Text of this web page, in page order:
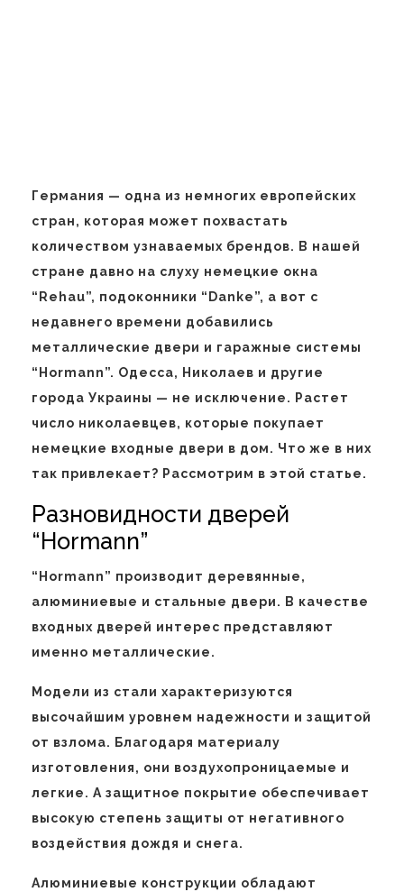
Германия — одна из немногих европейских
стран, которая может похвастать
количеством узнаваемых брендов. В нашей
стране давно на слуху немецкие окна
“Rehau”, подоконники “Danke”, а вот с
недавнего времени добавились
металлические двери и гаражные системы
“Hormann”. Одесса, Николаев и другие
города Украины — не исключение. Растет
число николаевцев, которые покупает
немецкие входные двери в дом. Что же в них
так привлекает? Рассмотрим в этой статье.
Разновидности дверей
“Hormann”
“Hormann” производит деревянные,
алюминиевые и стальные двери. В качестве
входных дверей интерес представляют
именно металлические.
Модели из стали характеризуются
высочайшим уровнем надежности и защитой
от взлома. Благодаря материалу
изготовления, они воздухопроницаемые и
легкие. А защитное покрытие обеспечивает
высокую степень защиты от негативного
воздействия дождя и снега.
Алюминиевые конструкции обладают